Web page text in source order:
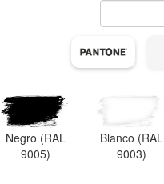
Negro (RAL
9005)
Blanco (RAL
9003)